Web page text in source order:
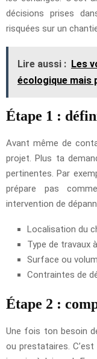
décisions prises
risquées sur un
Lire aussi : Les
écologique mais
Étape 1 :
Avant même de
projet. Plus ta
pertinentes. Par
prépare pas
intervention de
Localisation du
Type de travaux
Surface ou
Contraintes de
Étape 2 :
Une fois ton besoin
ou prestataires.